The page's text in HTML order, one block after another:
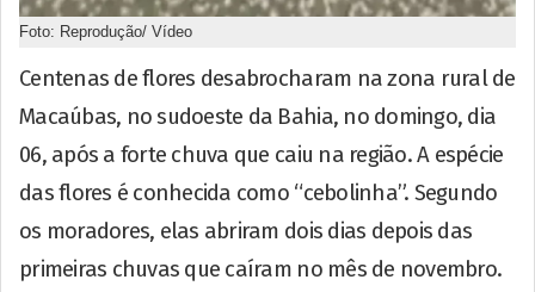
Foto: Reprodução/ Vídeo
Centenas de flores desabrocharam na zona rural de
Macaúbas, no sudoeste da Bahia, no domingo, dia
06, após a forte chuva que caiu na região. A espécie
das flores é conhecida como “cebolinha”. Segundo
os moradores, elas abriram dois dias depois das
primeiras chuvas que caíram no mês de novembro.